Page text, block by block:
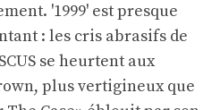
'1999' est presque
: les cris abrasifs de
se heurtent aux
plus vertigineux que